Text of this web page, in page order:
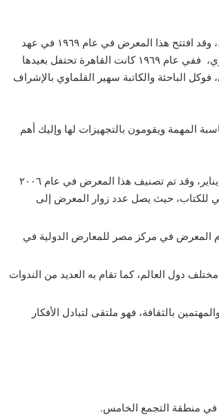
معرض القاهرة الدولي للكتاب هو من أهم معارض الكتاب في الشرق الأوسط،، وقد افتتح هذا المعرض في عام ١٩٦٩ في عهد
وزير الثقافة ثروت عكاشة، حيث وكل لهذه الهمة الكاتبة والباحثة سهير القلماوي، ففي عام ١٩٦٩ كانت القاهرة تحتفل بعيدها
الباحثة والكاتبة سهير القلماوي بالإشراف
المهمة ويقومون بالتجهيزات لها وإليك أهم
يقام هذا المعرض في إجازة نصف العام الدراسي وتحديدًا في نهاية شهر يناير، وقد تم تصنيف هذا المعرض في عام ٢٠٠٦
للكتاب، حيث يصل عدد زوار المعرض إلى
المعرض في مركز مصر للمعارض الدولية في
دول العالم، كما تقام به العديد من الندوات
بالثقافة، فهو ملتقى لتبادل الأفكار
في منطقة التجمع الخامس.